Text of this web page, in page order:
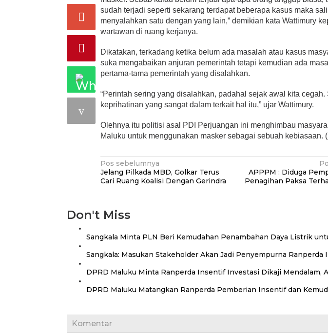
sudah terjadi seperti sekarang terdapat beberapa kasus maka
menyalahkan satu dengan yang lain,” demikian kata Wattimury
wartawan di ruang kerjanya.
Dikatakan, terkadang ketika belum ada masalah atau kasus
suka mengabaikan anjuran pemerintah tetapi kemudian ada
pertama-tama pemerintah yang disalahkan.
“Perintah sering yang disalahkan, padahal sejak awal kita cegah.
keprihatinan yang sangat dalam terkait hal itu,” ujar Wattimury.
Olehnya itu politisi asal PDI Perjuangan ini menghimbau
Maluku untuk menggunakan masker sebagai sebuah kebiasaan.
Navigasi
pos
Pos sebelumnya
Jelang Pilkada MBD, Golkar Terus
Cari Ruang Koalisi Dengan Gerindra
APPPM : Diduga
Penagihan Paksa
Don't Miss
Sangkala Minta PLN Beri Kemudahan Penambahan Daya Listrik
Sangkala: Masukan Stakeholder Akan Jadi Penyempurna Ranperda
DPRD Maluku Minta Ranperda Insentif Investasi Dikaji Mendalam,
DPRD Maluku Matangkan Ranperda Pemberian Insentif dan
Komentar